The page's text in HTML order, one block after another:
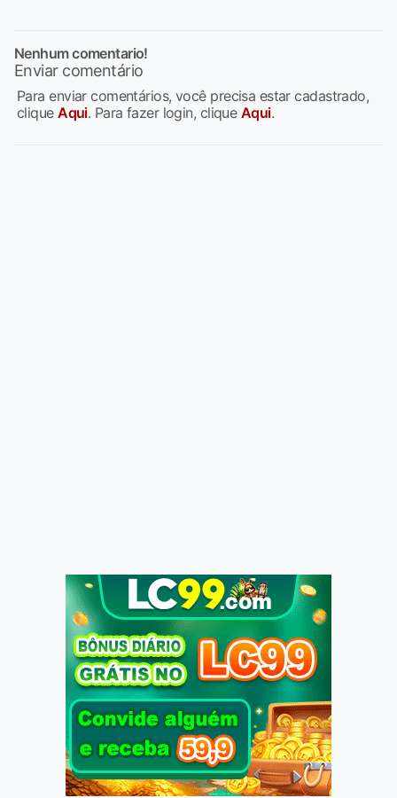
Nenhum comentario!
Enviar comentário
Para enviar comentários, você precisa estar cadastrado,
cliqueAqui. Para fazer login, clique Aqui.